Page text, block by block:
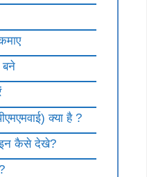
क्या है ?
कैसे देखे?